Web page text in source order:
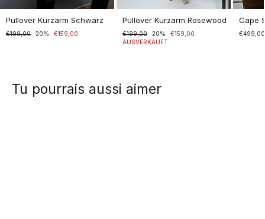
Pullover Kurzarm Schwarz
Normaler
€199,00
Sonderpreis20% €159,00
Pullover Kurzarm Rosewood
Normaler
Preis
€199,00
Sonderpreis20%
€159,00
AUSVERKAUFT
Cape
€499,00
Tu pourrais aussi aimer